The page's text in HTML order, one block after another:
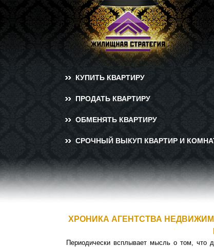
КУПИТЬ КВАРТИРУ
ПРОДАТЬ КВАРТИРУ
ОБМЕНЯТЬ КВАРТИРУ
СРОЧНЫЙ ВЫКУП КВАРТИР И
ХРОНИКА АГЕНТСТВА
Периодически всплывает мысль о том, что